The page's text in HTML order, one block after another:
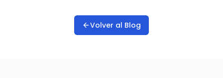
Volver al Blog